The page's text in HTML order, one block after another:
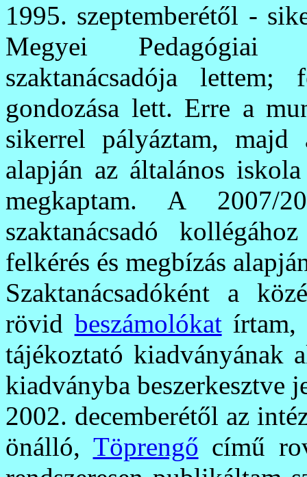
1995. szeptemberétől -
Megyei Pedagógiai
szaktanácsadója
gondozása lett. Erre a
sikerrel pályáztam, majd
alapján az általános
megkaptam. A 2007/
szaktanácsadó
felkérés és megbízás
Szaktanácsadóként a
rövid beszámolókatírtam,
tájékoztató kiadványának
kiadványba beszerkesztve
2002. decemberétől az
önálló, Töprengő című